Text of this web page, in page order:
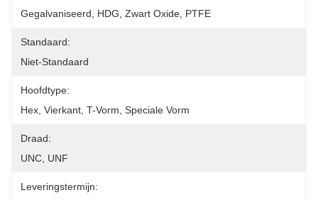
Gegalvaniseerd, HDG, Zwart Oxide, PTFE
Standaard:
Niet-Standaard
Hoofdtype:
Hex, Vierkant, T-Vorm, Speciale Vorm
Draad:
UNC, UNF
Leveringstermijn: